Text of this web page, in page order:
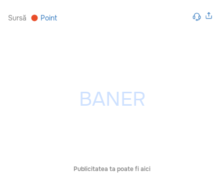
Sursă Point
Publicitatea ta poate fi aici